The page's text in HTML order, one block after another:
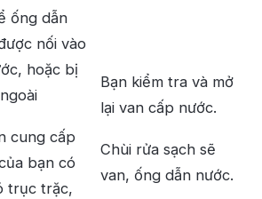
ống dẫn
nối vào
hoặc bị
cung cấp
bạn có
trục trặc,
Bạn kiểm tra và mở
lại van cấp nước.
Chùi rửa sạch sẽ
van, ống dẫn nước.